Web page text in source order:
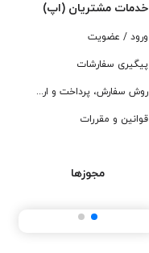
خدمات مشتریان (اپ)
ورود / عضویت
پیگیری سفارشات
روش سفارش، پرداخت و ارسال
قوانین و مقررات
مجوزها